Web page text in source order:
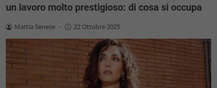
un lavoro molto prestigioso: di cosa si occupa
Mattia Senese - 22 Ottobre 2025